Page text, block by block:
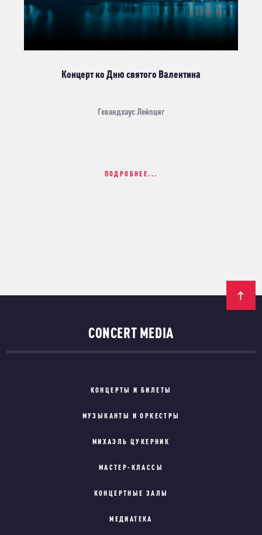
Концерт ко Дню святого Валентина
Гевандхаус Лейпциг
ПОДРОБНЕЕ...
CONCERT MEDIA
КОНЦЕРТЫ И БИЛЕТЫ
МУЗЫКАНТЫ И ОРКЕСТРЫ
МИХАЭЛЬ ЦУКЕРНИК
МАСТЕР-КЛАССЫ
КОНЦЕРТНЫЕ ЗАЛЫ
МЕДИАТЕКА